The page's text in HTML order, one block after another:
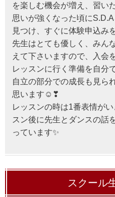
を楽しむ機会が増え、習い
思いが強くなった頃にS.D.A
見つけ、すぐに体験申込み
先生はとても優しく、みん
えて下さいますので、入会
レッスンに行く準備を自分
自立の部分での成長も見ら
思います☺❣
レッスンの時は1番表情が
スン後に先生とダンスの話
っています✨
スクール